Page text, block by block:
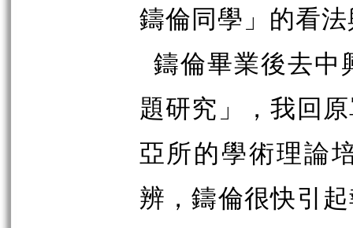
鑄倫同學」的看
鑄倫畢業後去中
題研究」，我回
亞所的學術理論
辨，鑄倫很快引